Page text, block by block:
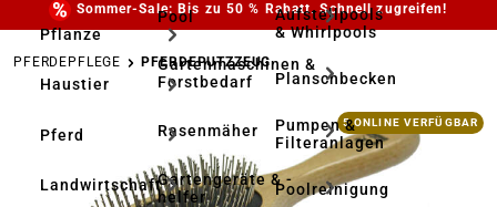
Pflanze
Haustier
Pferd
Landwirtschaft
Pool
Gartenmaschinen &
Forstbedarf
Rasenmäher
Gartengeräte & -
helfer
Aufstellpools
& Whirlpools
Planschbecken
Pumpen &
Filteranlagen
Poolreinigung
Sommer-Sale: Bis zu 50 % Rabatt. Schnell zugreifen!
PFERDEPFLEGE PFERDEPUTZZEUG
Bildergalerie überspringen 5 ONLINE VERFÜGBAR